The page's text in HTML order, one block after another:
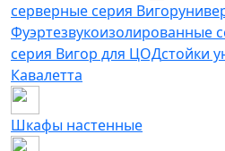
серверные серия Вигор
Фуэртезвукоизолированные
серия Вигор для ЦОДстойки
Кавалетта
Шкафы настенные